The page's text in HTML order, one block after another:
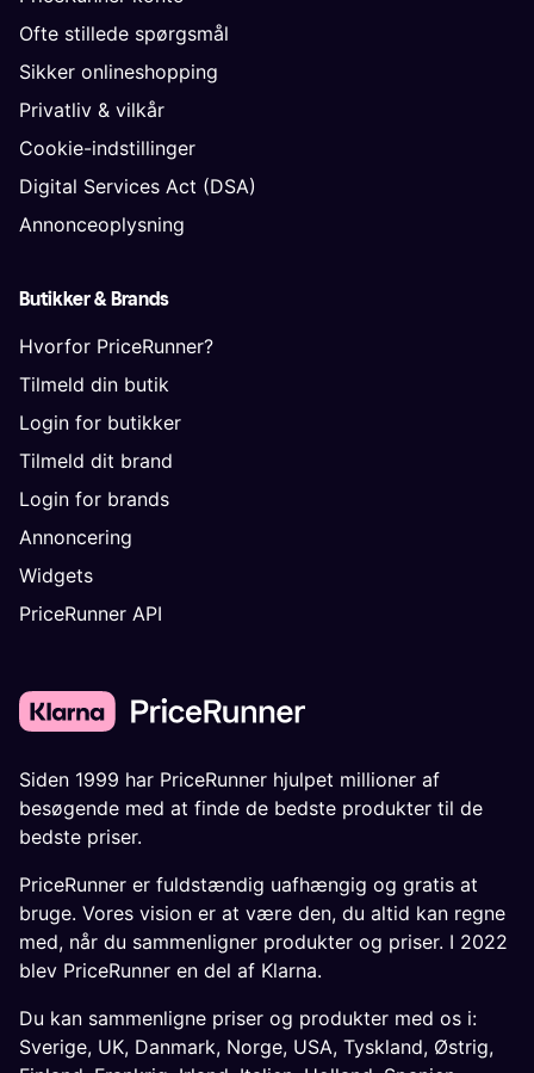
Ofte stillede spørgsmål
Sikker onlineshopping
Privatliv & vilkår
Cookie-indstillinger
Digital Services Act (DSA)
Annonceoplysning
Butikker & Brands
Hvorfor PriceRunner?
Tilmeld din butik
Login for butikker
Tilmeld dit brand
Login for brands
Annoncering
Widgets
PriceRunner API
Siden 1999 har PriceRunner hjulpet millioner af
besøgende med at finde de bedste produkter til de
bedste priser.
PriceRunner er fuldstændig uafhængig og gratis at
bruge. Vores vision er at være den, du altid kan regne
med, når du sammenligner produkter og priser. I 2022
blev PriceRunner en del af Klarna.
Du kan sammenligne priser og produkter med os i:
Sverige, UK, Danmark, Norge, USA, Tyskland, Østrig,